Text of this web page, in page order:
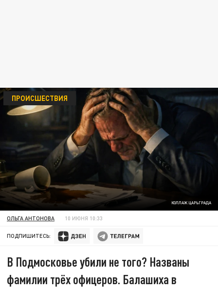
КОЛЛАЖ ЦАРЬГРАДА
ПРОИСШЕСТВИЯ
ОЛЬГА АНТОНОВА 10 ИЮНЯ 10:33
ПОДПИШИТЕСЬ:
В Подмосковье убили не того? Названы
фамилии трёх офицеров. Балашиха в